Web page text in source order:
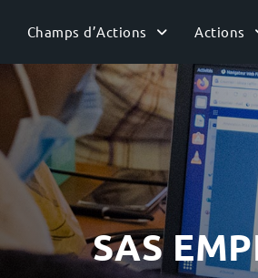
Champs d’Actions Actions
SAS